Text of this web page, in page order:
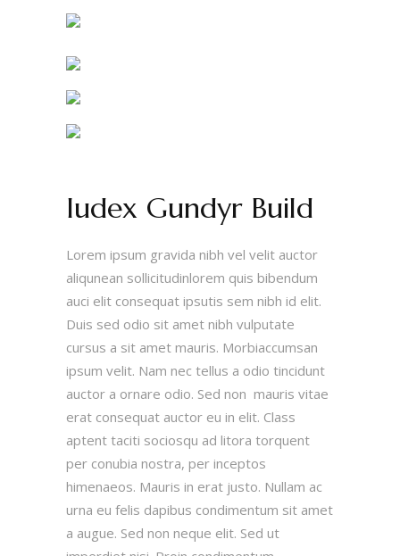
Iudex Gundyr Build
Lorem ipsum gravida nibh vel velit auctor
aliqunean sollicitudinlorem quis bibendum
auci elit consequat ipsutis sem nibh id elit.
Duis sed odio sit amet nibh vulputate
cursus a sit amet mauris. Morbiaccumsan
ipsum velit. Nam nec tellus a odio tincidunt
auctor a ornare odio. Sed non mauris vitae
erat consequat auctor eu in elit. Class
aptent taciti sociosqu ad litora torquent
per conubia nostra, per inceptos
himenaeos. Mauris in erat justo. Nullam ac
urna eu felis dapibus condimentum sit amet
a augue. Sed non neque elit. Sed ut